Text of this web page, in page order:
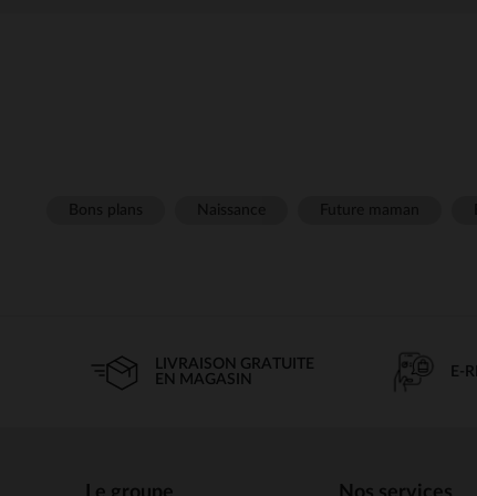
LIVRAISON GRATUITE
EN MAGASIN
E-